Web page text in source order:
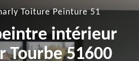
Toiture Peinture 51
intérieur
Tourbe 51600